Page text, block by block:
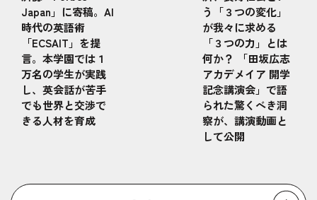
Japan」に寄稿。AI
時代の英語術
「ECSAIT」を提
言。本学園では１
万名の学生が実践
し、英会話が苦手
でも世界と交渉で
きる人材を育成
う「３つの変化」
が我々に求める
「３つの力」とは
何か？ 「田坂広志
アカデメイア 開学
記念講演会」で語
られた驚くべき洞
察が、講演動画と
して公開